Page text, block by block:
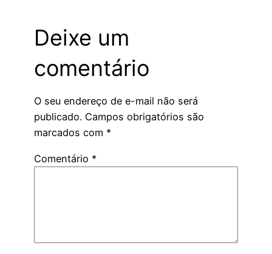
Deixe um
comentário
O seu endereço de e-mail não será
publicado. Campos obrigatórios são
marcados com *
Comentário *